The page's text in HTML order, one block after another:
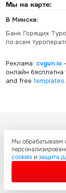
Мы на карте:
В Минске:
Банк Горящих
по всем
Реклама: cvgun.io
онлайн бясплатна
and free templates.
графическое
международными
охране авторских
копирование и
Мы обрабатываем
cookies и защита